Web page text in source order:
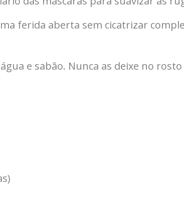
ferida aberta sem cicatrizar
e sabão. Nunca as deixe no